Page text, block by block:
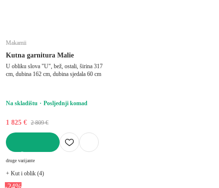
Makamii
Kutna garnitura Malie
U obliku slova "U", bež, ostali, širina 317
cm, dubina 162 cm, dubina sjedala 60 cm
Na skladištu Posljednji komad
1 825 € 2 809 €
druge varijante
+ Kut i oblik (4)
-24%